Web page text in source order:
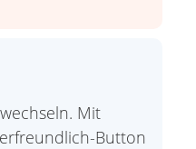
Mit
Button